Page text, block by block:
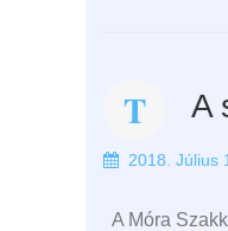
A
2018. Július
A Móra